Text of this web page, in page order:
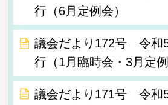
行（6月定例会）
議会だより172号 令和
行（1月臨時会・3月定例
議会だより171号 令和